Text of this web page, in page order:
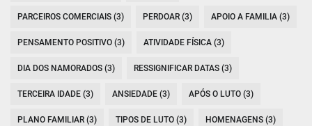
PARCEIROS COMERCIAIS (3) PERDOAR (3) APOIO A FAMILIA (3)
PENSAMENTO POSITIVO (3) ATIVIDADE FÍSICA (3)
DIA DOS NAMORADOS (3) RESSIGNIFICAR DATAS (3)
TERCEIRA IDADE (3) ANSIEDADE (3) APÓS O LUTO (3)
PLANO FAMILIAR (3) TIPOS DE LUTO (3) HOMENAGENS (3)